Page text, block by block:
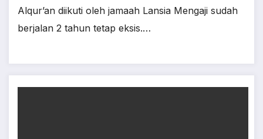
Alqur’an diikuti oleh jamaah Lansia Mengaji sudah
berjalan 2 tahun tetap eksis.…